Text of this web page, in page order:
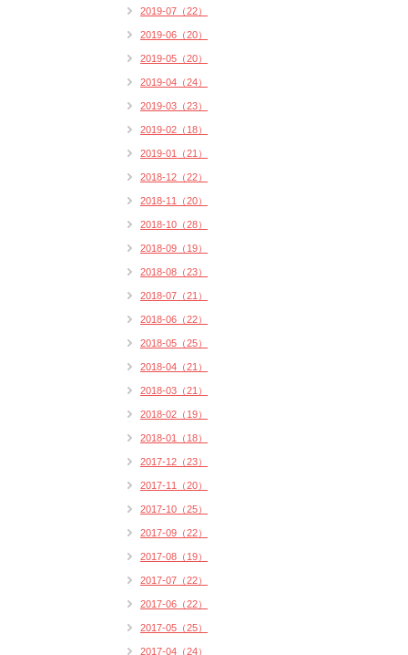
2019-07（22）
2019-06（20）
2019-05（20）
2019-04（24）
2019-03（23）
2019-02（18）
2019-01（21）
2018-12（22）
2018-11（20）
2018-10（28）
2018-09（19）
2018-08（23）
2018-07（21）
2018-06（22）
2018-05（25）
2018-04（21）
2018-03（21）
2018-02（19）
2018-01（18）
2017-12（23）
2017-11（20）
2017-10（25）
2017-09（22）
2017-08（19）
2017-07（22）
2017-06（22）
2017-05（25）
2017-04（24）